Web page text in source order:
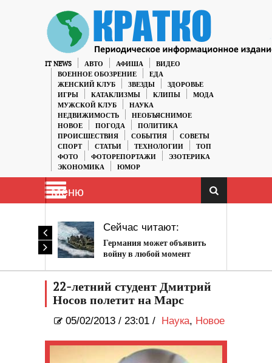
IT NEWS АВТО АФИША
ВИДЕО
ВОЕННОЕ ОБОЗРЕНИЕ
ЕДА
ЖЕНСКИЙ КЛУБ
ЗВЕЗДЫ
ЗДОРОВЬЕ
ИГРЫ
КАТАКЛИЗМЫ КЛИПЫ
МОДА
МУЖСКОЙ КЛУБ
НАУКА
НЕДВИЖИМОСТЬ
НЕОБЪЯСНИМОЕ
НОВОЕ
ПОГОДА
ПОЛИТИКА
ПРОИСШЕСТВИЯ
СОБЫТИЯ
СОВЕТЫ
СПОРТ
СТАТЬИ ТЕХНОЛОГИИ
ТОП
ФОТО
ФОТОРЕПОРТАЖИ
ЭЗОТЕРИКА
ЭКОНОМИКА
ЮМОР
Меню
Сейчас читают:
Германия может объявить
войну в любой момент
22-летний студент Дмитрий
Носов полетит на Марс
05/02/2013 / 23:01 / Наука, Новое